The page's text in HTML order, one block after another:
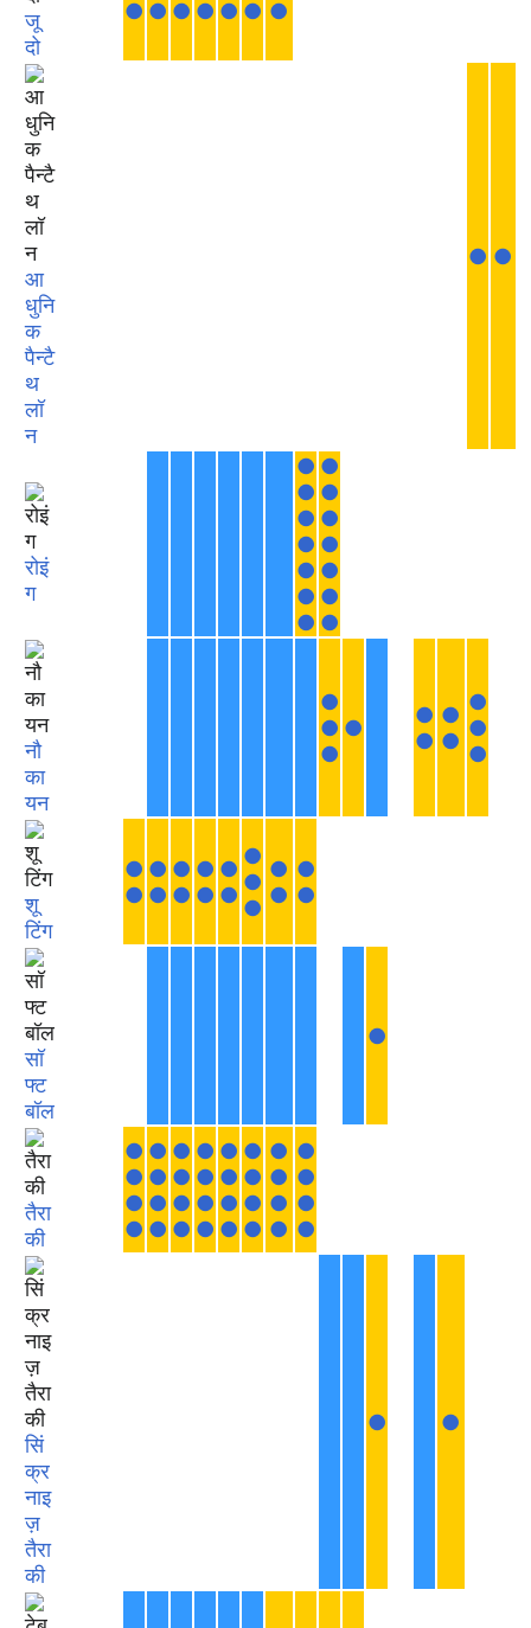
जू
दो
● ● ● ● ● ● ●
आ
धुनि
क
पैन्टै
थ
लॉ
न
● ●
रोइं
ग
●
●
●
●
●
●
●
●
●
●
●
●
●
●
नौ
का
यन
●
●
●
●
●
●
●
●
●
●
●
शू
टिंग
●
●
●
●
●
●
●
●
●
●
●
●
●
●
●
●
●
सॉ
फ्ट
बॉल
●
तैरा
की
●
●
●
●
●
●
●
●
●
●
●
●
●
●
●
●
●
●
●
●
●
●
●
●
●
●
●
●
●
●
●
●
सिं
क्र
नाइ
ज़
तैरा
की
● ●